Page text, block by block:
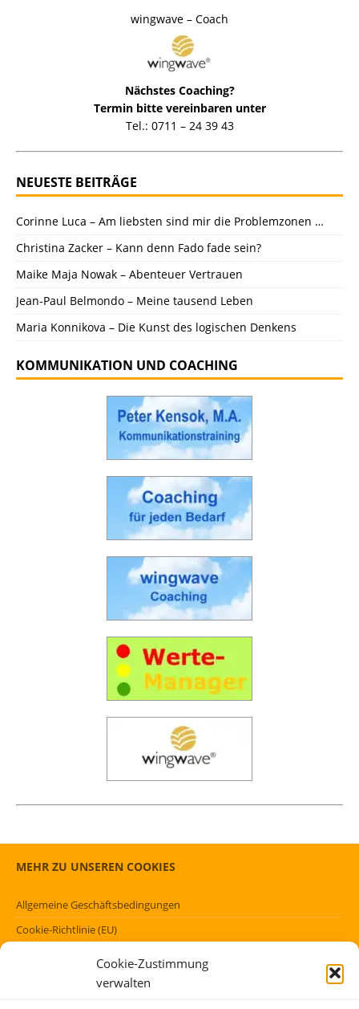
Cookie-Zustimmung
verwalten
wingwave – Coach
Nächstes Coaching?
Termin bitte vereinbaren unter
Tel.: 0711 – 24 39 43
NEUESTE BEITRÄGE
Corinne Luca – Am liebsten sind mir die Problemzonen …
Christina Zacker – Kann denn Fado fade sein?
Maike Maja Nowak – Abenteuer Vertrauen
Jean-Paul Belmondo – Meine tausend Leben
Maria Konnikova – Die Kunst des logischen Denkens
KOMMUNIKATION UND COACHING
MEHR ZU UNSEREN COOKIES
Allgemeine Geschäftsbedingungen
Cookie-Richtlinie (EU)